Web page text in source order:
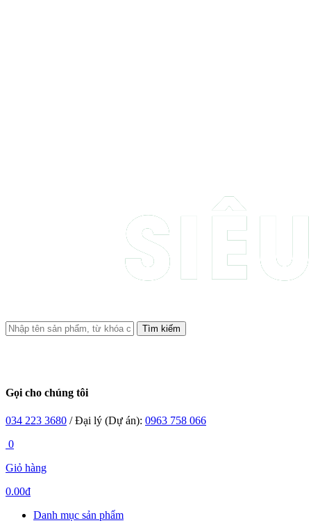
Tìm kiếm
Gọi cho chúng tôi
034 223 3680 / Đại lý (Dự án): 0963 758 066
0
Giỏ hàng
0.00đ
Danh mục sản phẩm